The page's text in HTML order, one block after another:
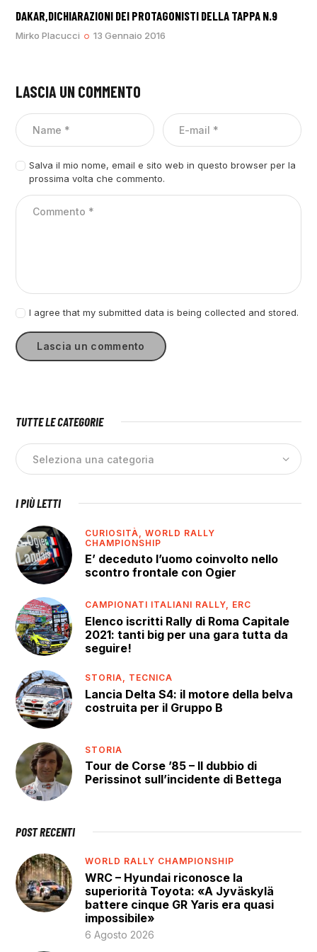
DAKAR,DICHIARAZIONI DEI PROTAGONISTI DELLA TAPPA N.9
Mirko Placucci 13 Gennaio 2016
LASCIA UN COMMENTO
Salva il mio nome, email e sito web in questo browser per la
prossima volta che commento.
I agree that my submitted data is being collected and stored.
TUTTE LE CATEGORIE
I PIÙ LETTI
CURIOSITÀ,WORLD RALLY
CHAMPIONSHIP
E’ deceduto l’uomo coinvolto nello
scontro frontale con Ogier
CAMPIONATI ITALIANI RALLY, ERC
Elenco iscritti Rally di Roma Capitale
2021: tanti big per una gara tutta da
seguire!
STORIA, TECNICA
Lancia Delta S4: il motore della belva
costruita per il Gruppo B
STORIA
Tour de Corse ’85 – Il dubbio di
Perissinot sull’incidente di Bettega
POST RECENTI
WORLD RALLY CHAMPIONSHIP
WRC – Hyundai riconosce la
superiorità Toyota: «A Jyväskylä
battere cinque GR Yaris era quasi
impossibile»
6 Agosto 2026